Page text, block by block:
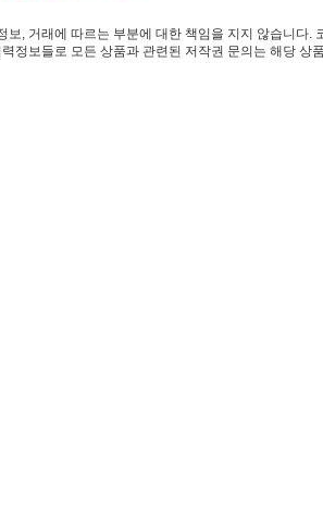
, 거래에 따르는 부분에 대한 책임을 지지 않습니다.
정보들로 모든 상품과 관련된 저작권 문의는 해당 상